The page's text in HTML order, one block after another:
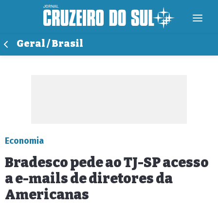
Geral / Brasil
Economia
Bradesco pede ao TJ-SP acesso
a e-mails de diretores da
Americanas